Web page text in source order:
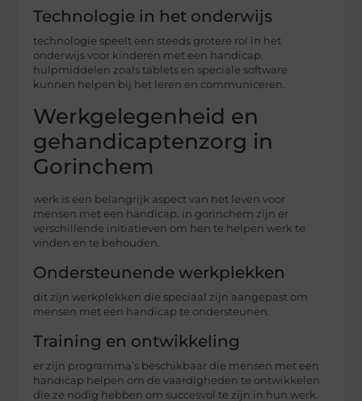
Technologie in het onderwijs
technologie speelt een steeds grotere rol in het
onderwijs voor kinderen met een handicap.
hulpmiddelen zoals tablets en speciale software
kunnen helpen bij het leren en communiceren.
Werkgelegenheid en
gehandicaptenzorg in
Gorinchem
werk is een belangrijk aspect van het leven voor
mensen met een handicap. in gorinchem zijn er
verschillende initiatieven om hen te helpen werk te
vinden en te behouden.
Ondersteunende werkplekken
dit zijn werkplekken die speciaal zijn aangepast om
mensen met een handicap te ondersteunen.
Training en ontwikkeling
er zijn programma’s beschikbaar die mensen met een
handicap helpen om de vaardigheden te ontwikkelen
die ze nodig hebben om succesvol te zijn in hun werk.